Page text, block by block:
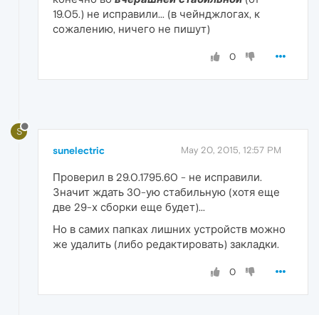
19.05.) не исправили... (в чейнджлогах, к
сожалению, ничего не пишут)
0
S
sunelectric May 20, 2015, 12:57 PM
Проверил в 29.0.1795.60 - не исправили.
Значит ждать 30-ую стабильную (хотя еще
две 29-х сборки еще будет)...
Но в самих папках лишних устройств можно
же удалить (либо редактировать) закладки.
0